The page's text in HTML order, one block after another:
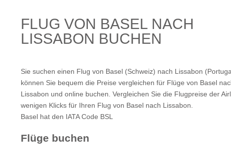
FLUG VON BASEL NACH
LISSABON BUCHEN
Sie suchen einen Flug von Basel (Schweiz) nach Lissabon
können Sie bequem die Preise vergleichen für Flüge von Basel
Lissabon und online buchen. Vergleichen Sie die Flugpreise der
wenigen Klicks für Ihren Flug von Basel nach Lissabon.
Basel hat den IATA Code BSL
Flüge buchen